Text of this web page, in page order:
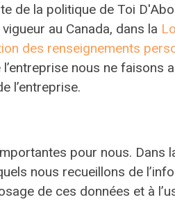
de la politique de Toi
au Canada, dans la
des renseignements
nous ne faisons
l’entreprise.
pour nous. Dans
nous recueillons de
de ces données et à